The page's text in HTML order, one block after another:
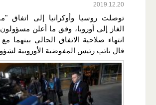
2019.12.20
توصلت روسيا وأوكرانيا إلى اتفاق
الغاز إلى أوروبا، وفق ما أعلن
انتهاء صلاحية الاتفاق الحالي بينهما مع
قال نائب رئيس المفوضية الأوروبية